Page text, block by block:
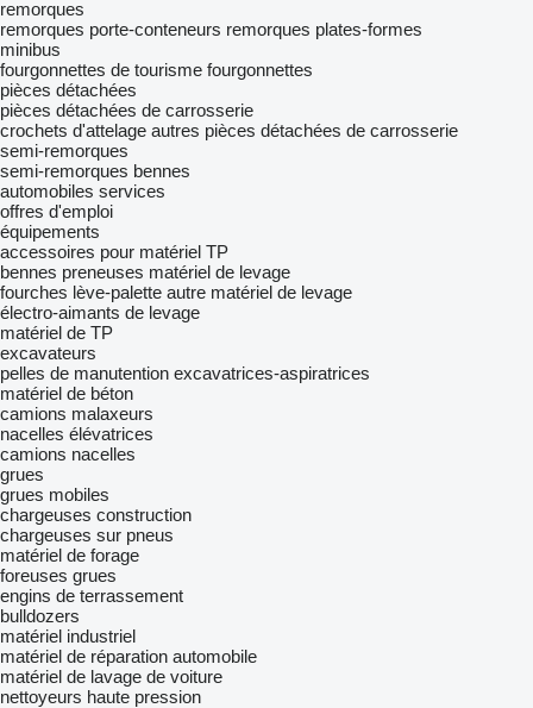
remorques
remorques porte-conteneurs remorques plates-formes
minibus
fourgonnettes de tourisme fourgonnettes
pièces détachées
pièces détachées de carrosserie
crochets d'attelage autres pièces détachées de carrosserie
semi-remorques
semi-remorques bennes
automobiles services
offres d'emploi
équipements
accessoires pour matériel TP
bennes preneuses matériel de levage
fourches lève-palette autre matériel de levage
électro-aimants de levage
matériel de TP
excavateurs
pelles de manutention excavatrices-aspiratrices
matériel de béton
camions malaxeurs
nacelles élévatrices
camions nacelles
grues
grues mobiles
chargeuses construction
chargeuses sur pneus
matériel de forage
foreuses grues
engins de terrassement
bulldozers
matériel industriel
matériel de réparation automobile
matériel de lavage de voiture
nettoyeurs haute pression